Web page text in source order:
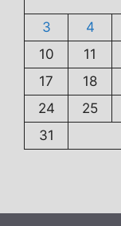
3
4
10
11
17
18
24
25
31